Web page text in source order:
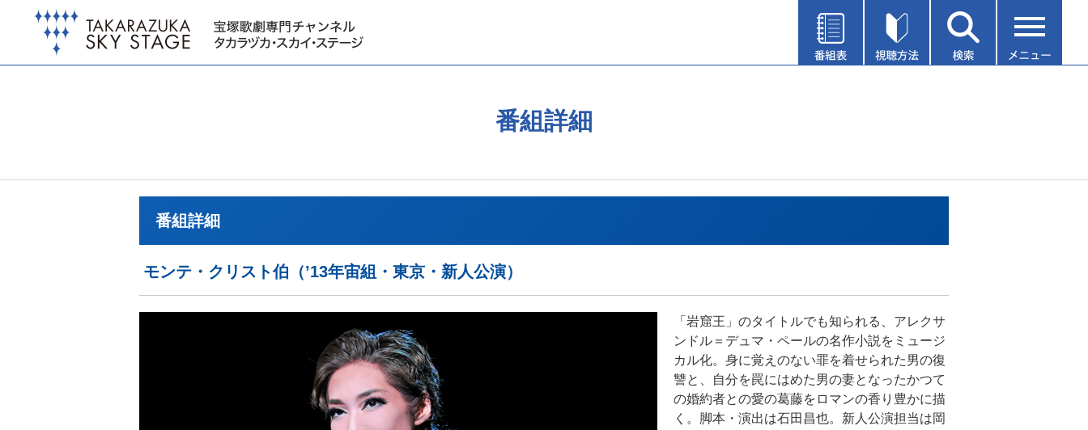
番組詳細
番組詳細
モンテ・クリスト伯（’13年宙組・東京・新人公演）
「岩窟王」のタイトルでも知られる、アレクサ
ンドル＝デュマ・ペールの名作小説をミュージ
カル化。身に覚えのない罪を着せられた男の復
讐と、自分を罠にはめた男の妻となったかつて
の婚約者との愛の葛藤をロマンの香り豊かに描
く。脚本・演出は石田昌也。新人公演担当は岡